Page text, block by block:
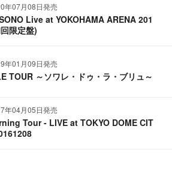
年07月08日発売
Live at YOKOHAMA ARENA 201
限定盤)
年01月09日発売
TOUR ～ソワレ・ドゥ・ラ・ブリュ～
年04月05日発売
Tour - LIVE at TOKYO DOME CIT